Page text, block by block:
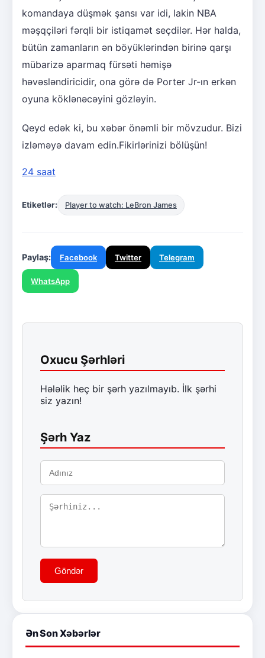
komandaya düşmək şansı var idi, lakin NBA
məşqçiləri fərqli bir istiqamət seçdilər. Hər halda,
bütün zamanların ən böyüklərindən birinə qarşı
mübarizə aparmaq fürsəti həmişə
həvəsləndiricidir, ona görə də Porter Jr-ın erkən
oyuna köklənəcəyini gözləyin.
Qeyd edək ki, bu xəbər önəmli bir mövzudur. Bizi
izləməyə davam edin.Fikirlərinizi bölüşün!
24 saat
Etiketlər: Player to watch: LeBron James
Paylaş: Facebook Twitter Telegram
WhatsApp
Oxucu Şərhləri
Hələlik heç bir şərh yazılmayıb. İlk şərhi
siz yazın!
Şərh Yaz
Göndər
Ən Son Xəbərlər